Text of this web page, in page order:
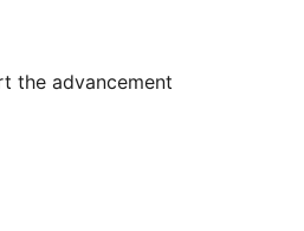
the advancement